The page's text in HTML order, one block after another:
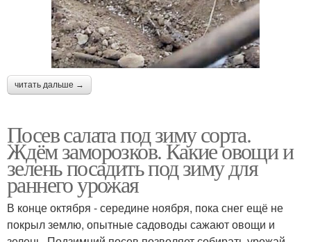
читать дальше →
Посев салата под зиму сорта.
Ждём заморозков. Какие овощи и
зелень посадить под зиму для
раннего урожая
В конце октября - середине ноября, пока снег ещё не
покрыл землю, опытные садоводы сажают овощи и